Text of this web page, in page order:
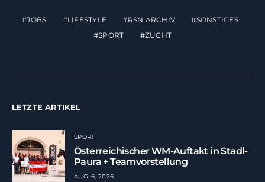
JOBS LIFESTYLE RSN ARCHIV
SONSTIGES
SPORT
ZUCHT
LETZTE ARTIKEL
SPORT
Österreichischer WM-Auftakt in Stadl-
Paura + Teamvorstellung
AUG. 6, 2026